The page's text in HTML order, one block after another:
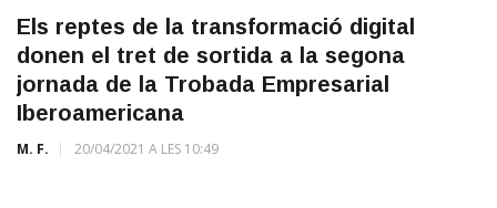
Els reptes de la transformació digital
donen el tret de sortida a la segona
jornada de la Trobada Empresarial
Iberoamericana
M. F. 20/04/2021 A LES 10:49